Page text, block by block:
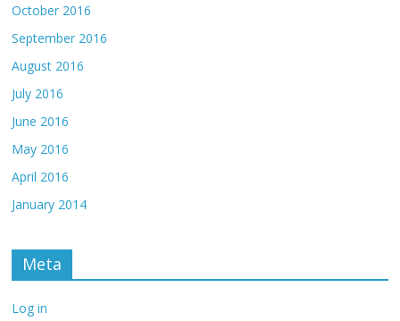
October 2016
September 2016
August 2016
July 2016
June 2016
May 2016
April 2016
January 2014
Meta
Log in